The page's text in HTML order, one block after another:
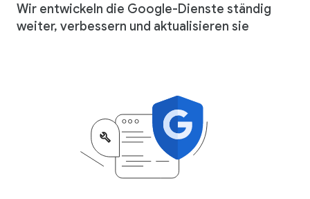
Wir entwickeln die Google-Dienste ständig
weiter, verbessern und aktualisieren sie